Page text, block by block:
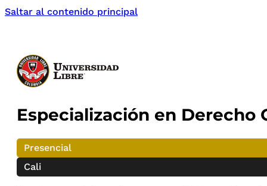
Saltar al contenido principal
Especialización en Derecho
Presencial
Cali